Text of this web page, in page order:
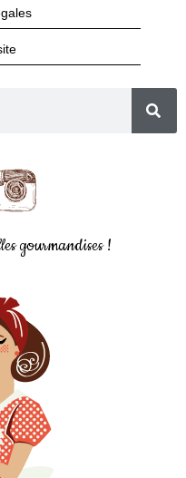
gourmandises !